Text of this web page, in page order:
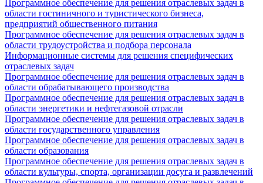
Программное обеспечение для решения отраслевых задач в
области гостиничного и туристического бизнеса,
предприятий общественного питания
Программное обеспечение для решения отраслевых задач в
области трудоустройства и подбора персонала
Информационные системы для решения специфических
отраслевых задач
Программное обеспечение для решения отраслевых задач в
области обрабатывающего производства
Программное обеспечение для решения отраслевых задач в
области энергетики и нефтегазовой отрасли
Программное обеспечение для решения отраслевых задач в
области государственного управления
Программное обеспечение для решения отраслевых задач в
области образования
Программное обеспечение для решения отраслевых задач в
области культуры, спорта, организации досуга и развлечений